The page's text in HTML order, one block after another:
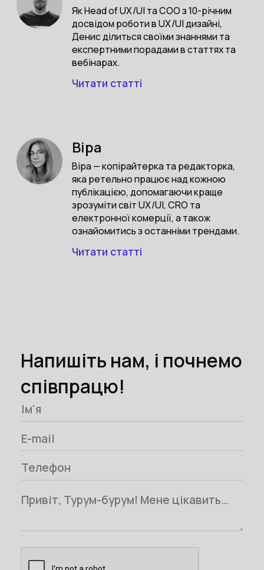
Як Head of UX/UI та COO з 10-річним
досвідом роботи в UX/UI дизайні,
Денис ділиться своїми знаннями та
експертними порадами в статтях та
вебінарах.
Читати статті
Віра
Віра — копірайтерка та редакторка,
яка ретельно працює над кожною
публікацією, допомагаючи краще
зрозуміти світ UX/UI, CRO та
електронної комерції, а також
ознайомитись з останніми трендами.
Читати статті
Напишіть нам, і почнемо
співпрацю!